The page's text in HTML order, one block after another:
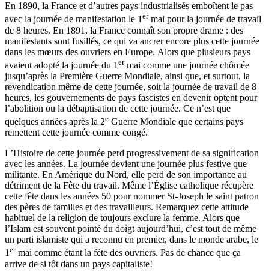
En 1890, la France et d’autres pays industrialisés emboîtent le pas
avec la journée de manifestation le 1ermai pour la journée de travail
de 8 heures. En 1891, la France connaît son propre drame : des
manifestants sont fusillés, ce qui va ancrer encore plus cette journée
dans les mœurs des ouvriers en Europe. Alors que plusieurs pays
avaient adopté la journée du 1 ermai comme une journée chômée
jusqu’après la Première Guerre Mondiale, ainsi que, et surtout, la
revendication même de cette journée, soit la journée de travail de 8
heures, les gouvernements de pays fascistes en devenir optent pour
l’abolition ou la débaptisation de cette journée. Ce n’est que
quelques années après la 2e Guerre Mondiale que certains pays
remettent cette journée comme congé.
L’Histoire de cette journée perd progressivement de sa signification
avec les années. La journée devient une journée plus festive que
militante. En Amérique du Nord, elle perd de son importance au
détriment de la Fête du travail. Même l’Église catholique récupère
cette fête dans les années 50 pour nommer St-Joseph le saint patron
des pères de familles et des travailleurs. Remarquez cette attitude
habituel de la religion de toujours exclure la femme. Alors que
l’Islam est souvent pointé du doigt aujourd’hui, c’est tout de même
un parti islamiste qui a reconnu en premier, dans le monde arabe, le
1ermai comme étant la fête des ouvriers. Pas de chance que ça
arrive de si tôt dans un pays capitaliste!